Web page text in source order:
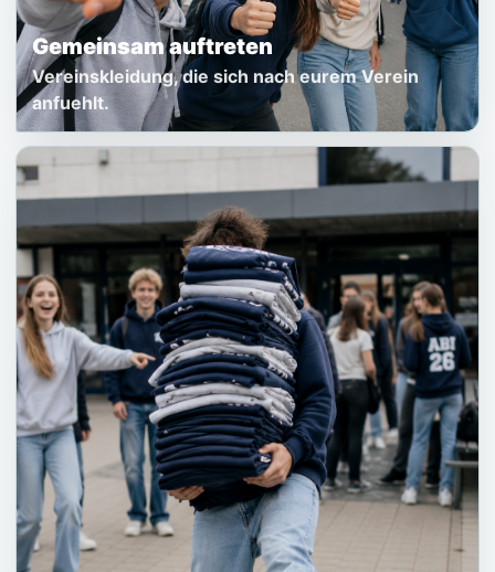
Gemeinsam auftreten
Vereinskleidung, die sich nach eurem Verein
anfuehlt.